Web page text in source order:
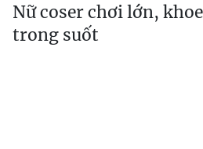
Nữ coser chơi lớn,
trong suốt